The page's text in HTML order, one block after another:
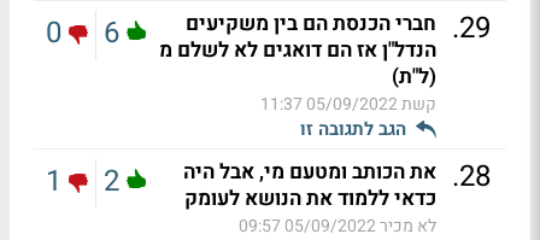
29
. חברי הכנסת הם בין משקיעים
הנדל"ן אז הם דואגים לא לשלם מ
(ל"ת)
קשת05/09/2022 11:37
הגב לתגובה זו
6
0
28
. את הכותב ומטעם מי, אבל היה
כדאי ללמוד את הנושא לעומק
לא מכיר05/09/2022 09:57
2
1